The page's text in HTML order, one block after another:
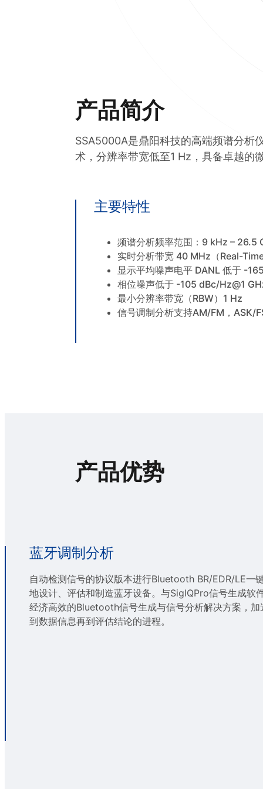
产品简介
SSA5000A是鼎阳科技的高端频谱分析
术，分辨率带宽低至1 Hz，具备卓越的
主要特性
频谱分析频率范围：9 kHz – 26.5
实时分析带宽 40 MHz（Real-
显示平均噪声电平 DANL 低于 -
相位噪声低于 -105 dBc/Hz@1
最小分辨率带宽（RBW）1 Hz
信号调制分析支持AM/FM，ASK/
产品优势
蓝牙调制分析
自动检测信号的协议版本进行Bluetooth BR/EDR/LE一
地设计、评估和制造蓝牙设备。与SigIQPro信号生成软
经济高效的Bluetooth信号生成与信号分析解决方案，加
到数据信息再到评估结论的进程。